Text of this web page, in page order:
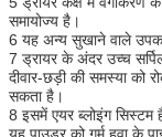
समायोज्य है।
6 यह अन्य सुखाने वाले
7 ड्रायर के अंदर उच्च
दीवार-छड़ी की समस्या को
सकता है।
8 इसमें एयर ब्लोइंग सिस्टम